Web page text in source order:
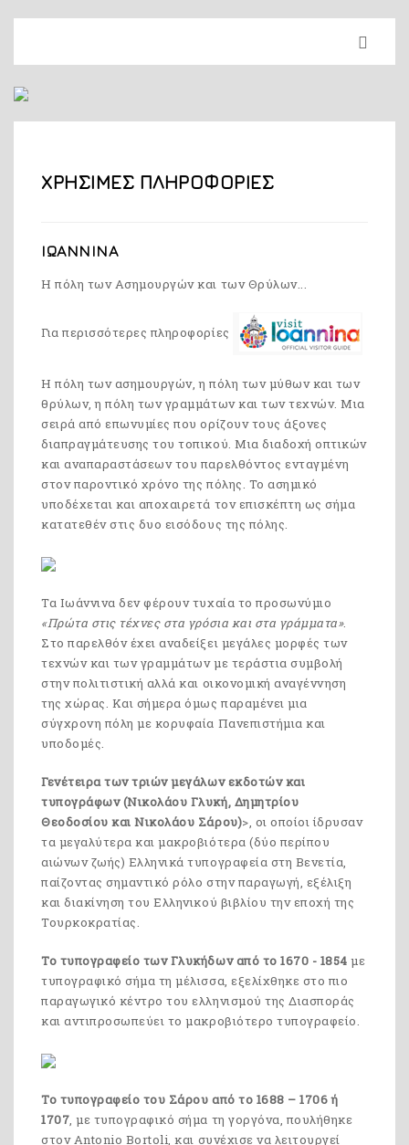
ΧΡΗΣΙΜΕΣ ΠΛΗΡΟΦΟΡΙΕΣ
ΙΩΑΝΝΙΝΑ
Η πόλη των Ασημουργών και των Θρύλων...
Για περισσότερες πληροφορίες
Η πόλη των ασημουργών, η πόλη των μύθων και των
θρύλων, η πόλη των γραμμάτων και των τεχνών. Μια
σειρά από επωνυμίες που ορίζουν τους άξονες
διαπραγμάτευσης του τοπικού. Μια διαδοχή οπτικών
και αναπαραστάσεων του παρελθόντος ενταγμένη
στον παροντικό χρόνο της πόλης. Το ασημικό
υποδέχεται και αποχαιρετά τον επισκέπτη ως σήμα
κατατεθέν στις δυο εισόδους της πόλης.
Τα Ιωάννινα δεν φέρουν τυχαία το προσωνύμιο
«Πρώτα στις τέχνες στα γρόσια και στα γράμματα».
Στο παρελθόν έχει αναδείξει μεγάλες μορφές των
τεχνών και των γραμμάτων με τεράστια συμβολή
στην πολιτιστική αλλά και οικονομική αναγέννηση
της χώρας. Και σήμερα όμως παραμένει μια
σύγχρονη πόλη με κορυφαία Πανεπιστήμια και
υποδομές.
Γενέτειρα των τριών μεγάλων εκδοτών και
τυπογράφων (Νικολάου Γλυκή, Δημητρίου
Θεοδοσίου και Νικολάου Σάρου)>, οι οποίοι ίδρυσαν
τα μεγαλύτερα και μακροβιότερα (δύο περίπου
αιώνων ζωής) Ελληνικά τυπογραφεία στη Βενετία,
παίζοντας σημαντικό ρόλο στην παραγωγή, εξέλιξη
και διακίνηση του Ελληνικού βιβλίου την εποχή της
Τουρκοκρατίας.
Το τυπογραφείο των Γλυκήδων από το 1670 - 1854 με
τυπογραφικό σήμα τη μέλισσα, εξελίχθηκε στο πιο
παραγωγικό κέντρο του ελληνισμού της Διασποράς
και αντιπροσωπεύει το μακροβιότερο τυπογραφείο.
Το τυπογραφείο του Σάρου από το 1688 – 1706 ή
1707, με τυπογραφικό σήμα τη γοργόνα, πουλήθηκε
στον Antonio Bortoli, και συνέχισε να λειτουργεί